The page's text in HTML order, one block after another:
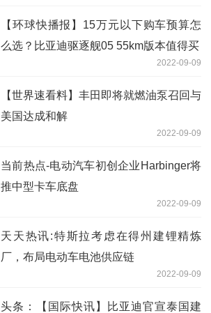
【环球快播报】15万元以下购车预算怎
么选？比亚迪驱逐舰05 55km版本值得买
2022-09-09
【世界速看料】丰田即将就燃油泵召回与
美国达成和解
2022-09-09
当前热点-电动汽车初创企业Harbinger将
推中型卡车底盘
2022-09-09
天天热讯:特斯拉考虑在得州建锂精炼
厂，布局电动车电池供应链
2022-09-09
头条：【国际快讯】比亚迪官宣泰国建